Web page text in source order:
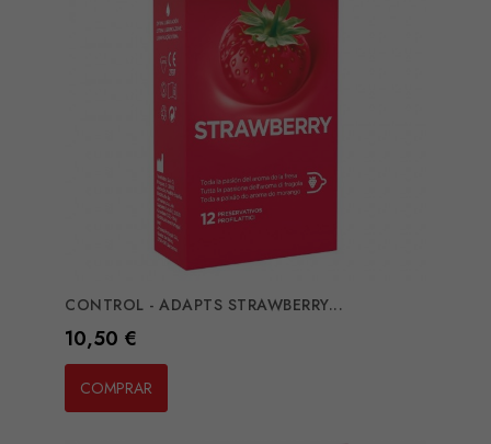
CONTROL - ADAPTS STRAWBERRY...
Preço
10,50 €
COMPRAR